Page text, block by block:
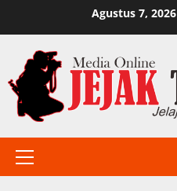
to
content
Agustus 7, 2026
Primary